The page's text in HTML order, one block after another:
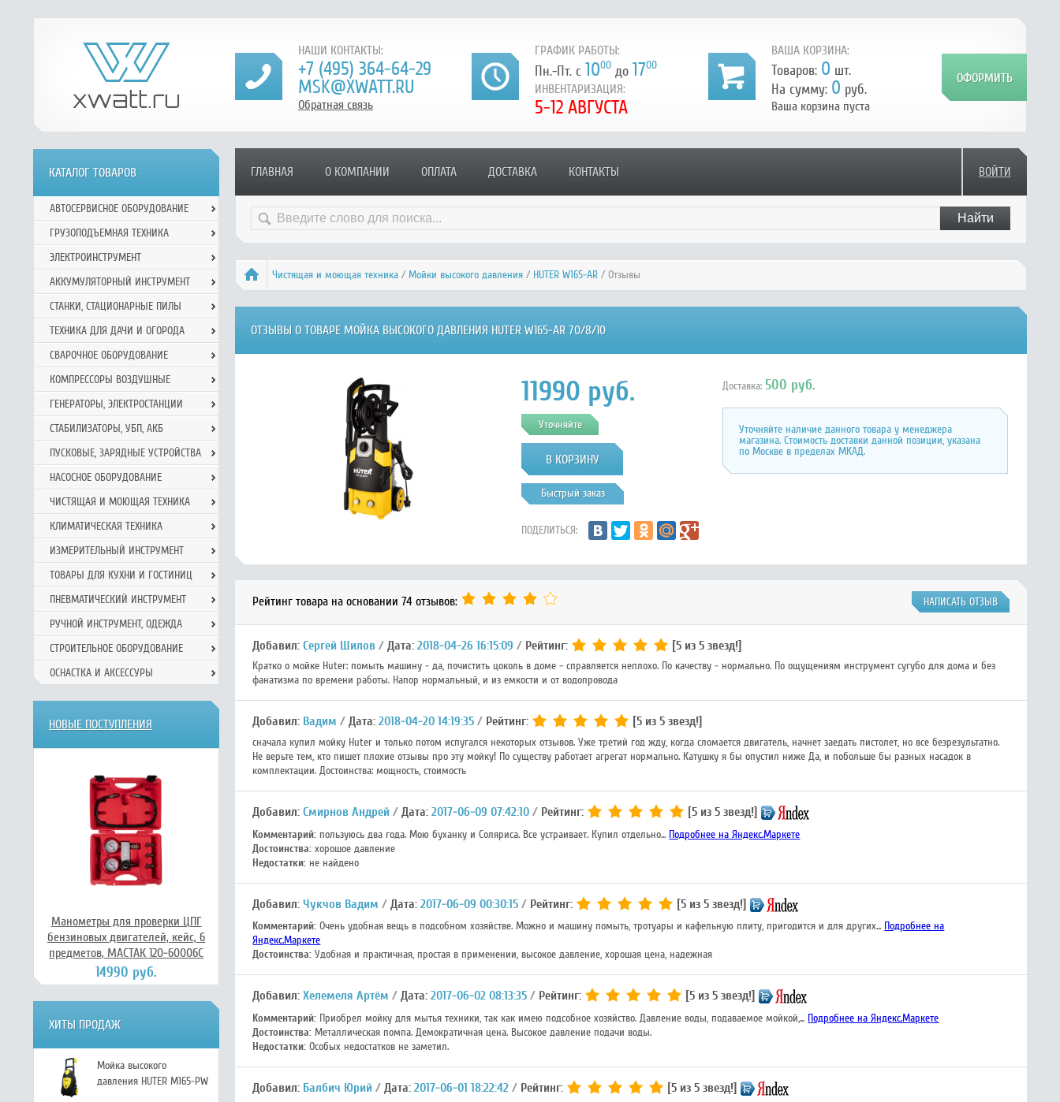
НАШИ КОНТАКТЫ:
+7 (495) 364-64-29
MSK@XWATT.RU
Обратная связь
ГРАФИК РАБОТЫ:
Пн.-Пт. с 1000 до 1700
ИНВЕНТАРИЗАЦИЯ:
5-12 АВГУСТА
ВАША КОРЗИНА:
Товаров: 0 шт.
На сумму: 0 руб.
Ваша корзина пуста
ГЛАВНАЯ О КОМПАНИИ ОПЛАТА ДОСТАВКА КОНТАКТЫ ВОЙТИ
Чистящая и моющая техника / Мойки высокого давления / HUTER W165-AR / Отзывы
ОТЗЫВЫ О ТОВАРЕ МОЙКА ВЫСОКОГО ДАВЛЕНИЯ HUTER W165-AR 70/8/10
11990 руб.
Уточняйте
Быстрый заказ
Доставка: 500 руб.
Уточняйте наличие данного товара у менеджера
магазина. Стоимость доставки данной позиции, указана
по Москве в пределах МКАД.
ПОДЕЛИТЬСЯ:
Рейтинг товара на основании 74 отзывов: НАПИСАТЬ ОТЗЫВ
Добавил:Сергей Шилов Дата:2018-04-26 16:15:09 Рейтинг: [5 из 5 звезд!]
Кратко о мойке Huter: помыть машину - да, почистить цоколь в доме - справляется неплохо. По качеству - нормально. По ощущениям инструмент сугубо для дома и без
фанатизма по времени работы. Напор нормальный, и из емкости и от водопровода
Добавил: Вадим Дата:2018-04-20 14:19:35 Рейтинг: [5 из 5 звезд!]
сначала купил мойку Huter и только потом испугался некоторых отзывов. Уже третий год жду, когда сломается двигатель, начнет заедать пистолет, но все безрезультатно.
Не верьте тем, кто пишет плохие отзывы про эту мойку! По существу работает агрегат нормально. Катушку я бы опустил ниже Да, и побольше бы разных насадок в
комплектации. Достоинства: мощность, стоимость
Добавил:Смирнов Андрей Дата:2017-06-09 07:42:10 Рейтинг: [5 из 5 звезд!]
Комментарий: пользуюсь два года. Мою буханку и Соляриса. Все устраивает. Купил отдельно... Подробнее на Яндекс.Маркете
Достоинства: хорошое давление
Недостатки: не найдено
Добавил:Чукчов Вадим Дата:2017-06-09 00:30:15 Рейтинг: [5 из 5 звезд!]
Комментарий: Очень удобная вещь в подсобном хозяйстве. Можно и машину помыть, тротуары и кафельную плиту, пригодится и для других... Подробнее на
Яндекс.Маркете
Достоинства: Удобная и практичная, простая в применении, высокое давление, хорошая цена, надежная
Добавил:Хелемеля Артём Дата:2017-06-02 08:13:35 Рейтинг: [5 из 5 звезд!]
Комментарий: Приобрел мойку для мытья техники, так как имею подсобное хозяйство. Давление воды, подаваемое мойкой,... Подробнее на Яндекс.Маркете
Достоинства: Металлическая помпа. Демократичная цена. Высокое давление подачи воды.
Недостатки: Особых недостатков не заметил.
Добавил: Балбич Юрий Дата:2017-06-01 18:22:42 Рейтинг: [5 из 5 звезд!]
КАТАЛОГ ТОВАРОВ
АВТОСЕРВИСНОЕ ОБОРУДОВАНИЕ
ГРУЗОПОДЪЕМНАЯ ТЕХНИКА
ЭЛЕКТРОИНСТРУМЕНТ
АККУМУЛЯТОРНЫЙ ИНСТРУМЕНТ
СТАНКИ, СТАЦИОНАРНЫЕ ПИЛЫ
ТЕХНИКА ДЛЯ ДАЧИ И ОГОРОДА
СВАРОЧНОЕ ОБОРУДОВАНИЕ
КОМПРЕССОРЫ ВОЗДУШНЫЕ
ГЕНЕРАТОРЫ, ЭЛЕКТРОСТАНЦИИ
СТАБИЛИЗАТОРЫ, УБП, АКБ
ПУСКОВЫЕ, ЗАРЯДНЫЕ УСТРОЙСТВА
НАСОСНОЕ ОБОРУДОВАНИЕ
ЧИСТЯЩАЯ И МОЮЩАЯ ТЕХНИКА
КЛИМАТИЧЕСКАЯ ТЕХНИКА
ИЗМЕРИТЕЛЬНЫЙ ИНСТРУМЕНТ
ТОВАРЫ ДЛЯ КУХНИ И ГОСТИНИЦ
ПНЕВМАТИЧЕСКИЙ ИНСТРУМЕНТ
РУЧНОЙ ИНCТРУМЕНТ, ОДЕЖДА
СТРОИТЕЛЬНОЕ ОБОРУДОВАНИЕ
ОСНАСТКА И АКСЕССУРЫ
НОВЫЕ ПОСТУПЛЕНИЯ
Манометры для проверки ЦПГ
бензиновых двигателей, кейс, 6
предметов, МАСТАК 120-60006C
14990 руб.
ХИТЫ ПРОДАЖ
Мойка высокого
давления HUTER M165-PW